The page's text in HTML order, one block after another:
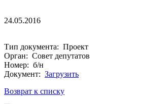
24.05.2016
Тип документа: Проект
Орган: Совет депутатов
Номер: б/н
Документ: Загрузить
Возврат к списку